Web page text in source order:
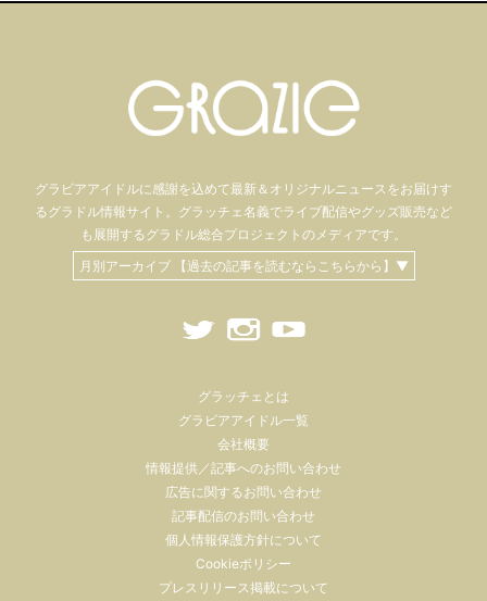
グラビアアイドルに感謝を込めて最新＆オリジナルニュースをお届けす
るグラドル情報サイト。 グラッチェ名義でライブ配信やグッズ販売など
も 展開するグラドル総合プロジェクトのメディアです。
月別アーカイブ 【過去の記事を読むならこちらから】▼
グラッチェとは
グラビアアイドル一覧
会社概要
情報提供／記事へのお問い合わせ
広告に関するお問い合わせ
記事配信のお問い合わせ
個人情報保護方針について
Cookieポリシー
プレスリリース掲載について